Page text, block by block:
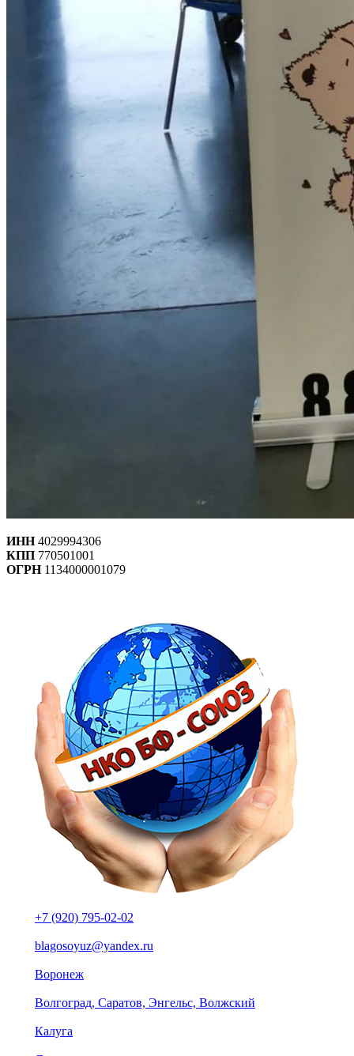
ИНН4029994306
КПП 770501001
ОГРН1134000001079
+7 (920) 795-02-02
blagosoyuz@yandex.ru
Воронеж
Волгоград, Саратов, Энгельс, Волжский
Калуга